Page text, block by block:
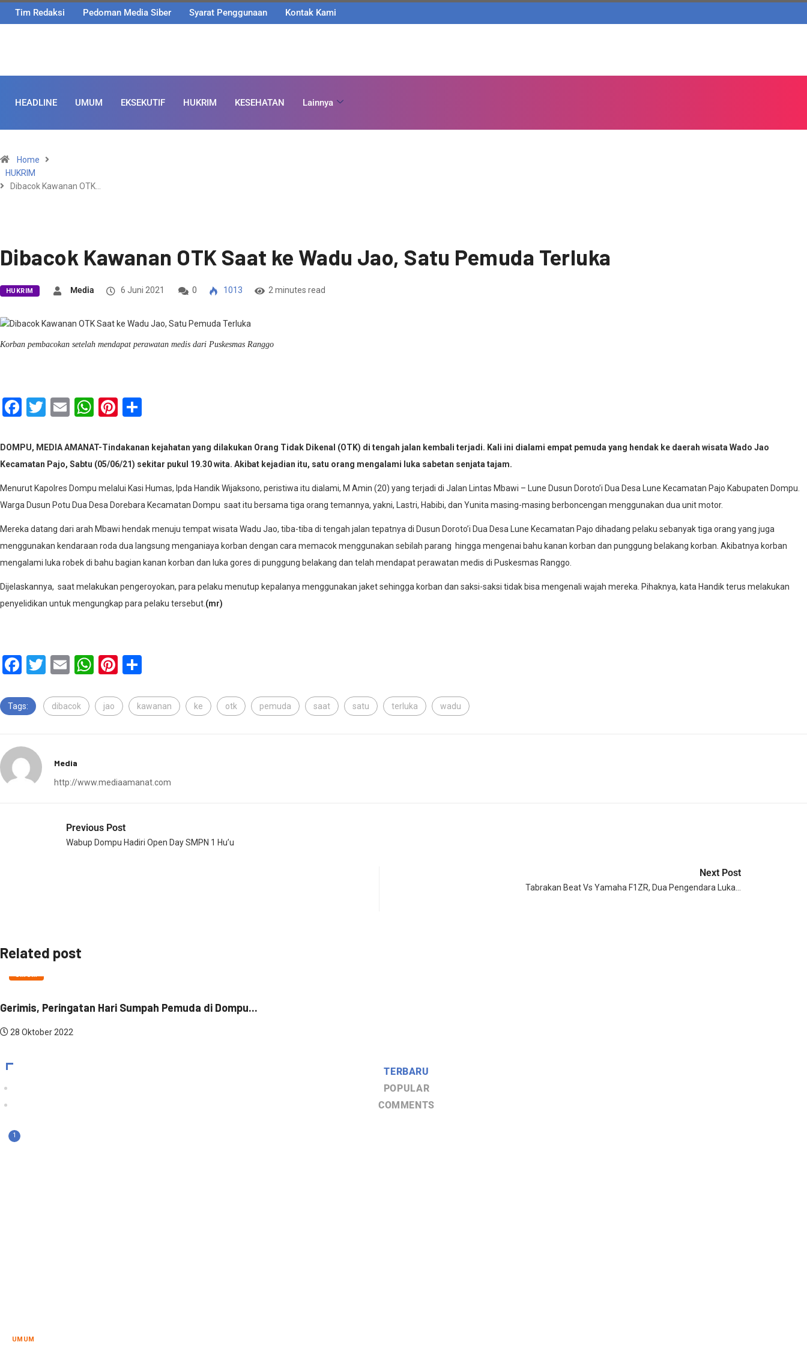
Tim Redaksi Pedoman Media Siber Syarat Penggunaan Kontak Kami
HEADLINE UMUM EKSEKUTIF HUKRIM KESEHATAN Lainnya
Home
HUKRIM
Dibacok Kawanan OTK…
Dibacok Kawanan OTK Saat ke Wadu Jao, Satu Pemuda Terluka
HUKRIM Media 6 Juni 2021 0 1013 2 minutes read
Korban pembacokan setelah mendapat perawatan medis dari Puskesmas Ranggo
Facebook
Twitter
EmailWhatsApp
Pinterest
DOMPU, MEDIA AMANAT-Tindakanan kejahatan yang dilakukan Orang Tidak Dikenal (OTK) di tengah jalan kembali terjadi. Kali ini dialami empat pemuda yang hendak ke daerah wisata Wado Jao
Kecamatan Pajo, Sabtu (05/06/21) sekitar pukul 19.30 wita. Akibat kejadian itu, satu orang mengalami luka sabetan senjata tajam.
Menurut Kapolres Dompu melalui Kasi Humas, Ipda Handik Wijaksono, peristiwa itu dialami, M Amin (20) yang terjadi di Jalan Lintas Mbawi – Lune Dusun Doroto’i Dua Desa Lune Kecamatan Pajo Kabupaten Dompu.
Warga Dusun Potu Dua Desa Dorebara Kecamatan Dompu saat itu bersama tiga orang temannya, yakni, Lastri, Habibi, dan Yunita masing-masing berboncengan menggunakan dua unit motor.
Mereka datang dari arah Mbawi hendak menuju tempat wisata Wadu Jao, tiba-tiba di tengah jalan tepatnya di Dusun Doroto’i Dua Desa Lune Kecamatan Pajo dihadang pelaku sebanyak tiga orang yang juga
menggunakan kendaraan roda dua langsung menganiaya korban dengan cara memacok menggunakan sebilah parang hingga mengenai bahu kanan korban dan punggung belakang korban. Akibatnya korban
mengalami luka robek di bahu bagian kanan korban dan luka gores di punggung belakang dan telah mendapat perawatan medis di Puskesmas Ranggo.
Dijelaskannya, saat melakukan pengeroyokan, para pelaku menutup kepalanya menggunakan jaket sehingga korban dan saksi-saksi tidak bisa mengenali wajah mereka. Pihaknya, kata Handik terus melakukan
penyelidikan untuk mengungkap para pelaku tersebut. (mr)
Facebook
Twitter
EmailWhatsApp
Pinterest
Tags: dibacok jao kawanan ke otk pemuda saat satu terluka wadu
Media
http://www.mediaamanat.com
Previous Post
Wabup Dompu Hadiri Open Day SMPN 1 Hu’u
Next Post
Tabrakan Beat Vs Yamaha F1ZR, Dua Pengendara Luka…
Related post
UMUM
Gerimis, Peringatan Hari Sumpah Pemuda di Dompu...
28 Oktober 2022
TERBARU
POPULAR
COMMENTS
1
UMUM